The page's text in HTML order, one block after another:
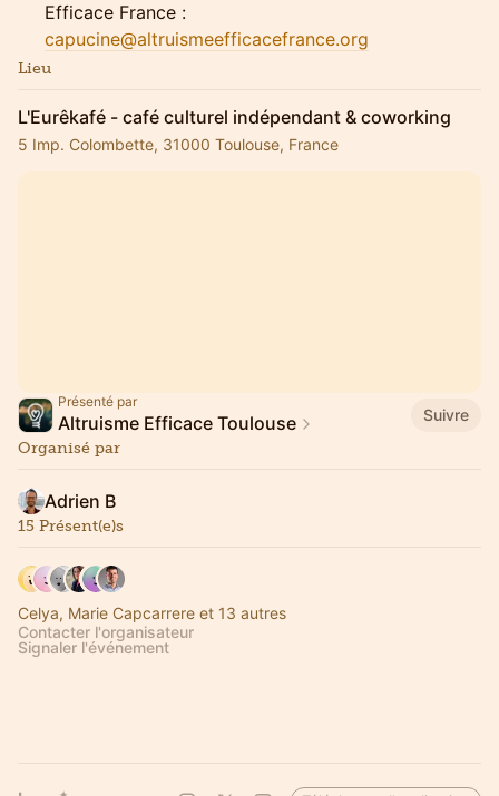
Efficace France :
capucine@altruismeefficacefrance.org
Lieu
L'Eurêkafé - café culturel indépendant & coworking
5 Imp. Colombette, 31000 Toulouse, France
Présenté par
Altruisme Efficace Toulouse
Suivre
Organisé par
Adrien B
15 Présent(e)s
Celya, Marie Capcarrere et 13 autres
Contacter l'organisateur
Signaler l'événement